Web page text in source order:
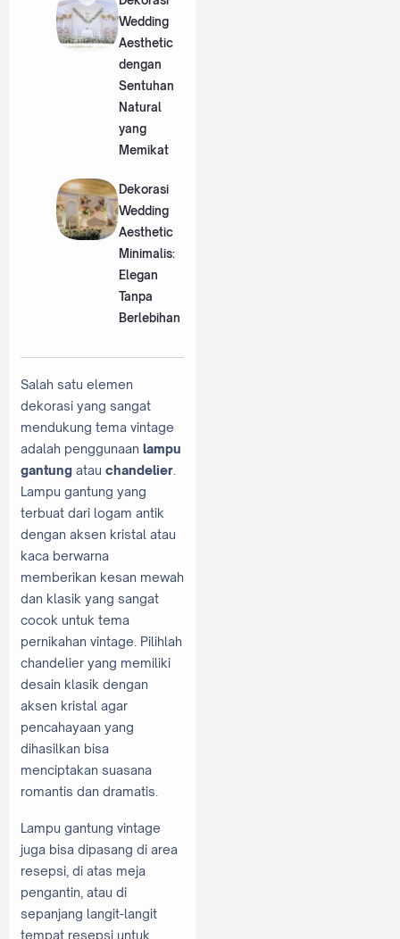
Wedding
Aesthetic
dengan
Sentuhan
Natural
yang
Memikat
Dekorasi
Wedding
Aesthetic
Minimalis:
Elegan
Tanpa
Berlebihan
Salah satu elemen
dekorasi yang sangat
mendukung tema vintage
adalah penggunaan lampu
gantung atau chandelier
Lampu gantung yang
terbuat dari logam antik
dengan aksen kristal atau
kaca berwarna
memberikan kesan mewah
dan klasik yang sangat
cocok untuk tema
pernikahan vintage. Pilihlah
chandelier yang memiliki
desain klasik dengan
aksen kristal agar
pencahayaan yang
dihasilkan bisa
menciptakan suasana
romantis dan dramatis.
Lampu gantung vintage
juga bisa dipasang di area
resepsi, di atas meja
pengantin, atau di
sepanjang langit-langit
tempat resepsi untuk